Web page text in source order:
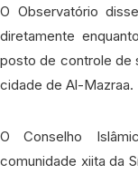
O Observatório
diretamente
posto de controle de
cidade de Al-Mazraa.
O Conselho
comunidade xiita da